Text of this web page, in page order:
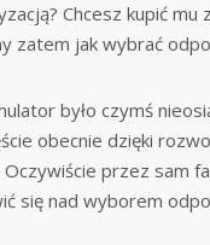
Chcesz kupić
zatem jak wybrać
było czymś
obecnie dzięki
przez sam
się nad wyborem